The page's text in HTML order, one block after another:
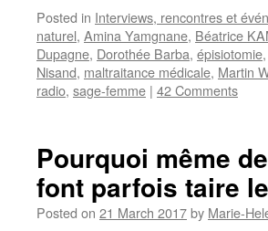
Posted in Interviews, rencontres et
naturel, Amina Yamgnane, Béatrice
Dupagne, Dorothée Barba, épisiotomie,
Nisand, maltraitance médicale, Martin
radio, sage-femme | 42 Comments
Pourquoi même
font parfois taire
Posted on 21 March 2017by Marie-